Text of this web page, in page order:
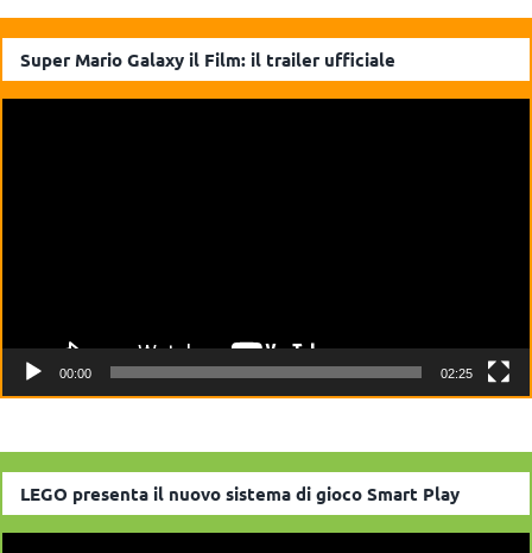
Super Mario Galaxy il Film: il trailer ufficiale
00:00 02:25
LEGO presenta il nuovo sistema di gioco Smart Play